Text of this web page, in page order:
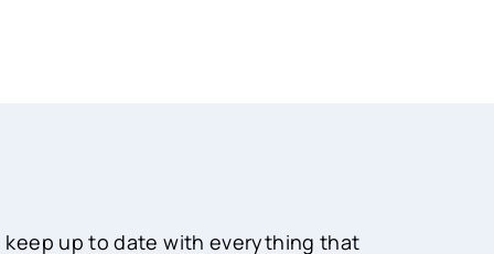
up to date with everything that